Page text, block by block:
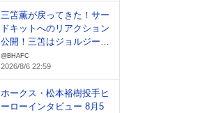
三笘薫が戻ってきた！サー
ドキットへのリアクション
公開！三笘はジョルジーニ
ョにポケカをプレゼン
ト！？【ブライトン】
@BHAFC
2026/8/6 22:59
ホークス・松本裕樹投手ヒ
ーローインタビュー 8月5